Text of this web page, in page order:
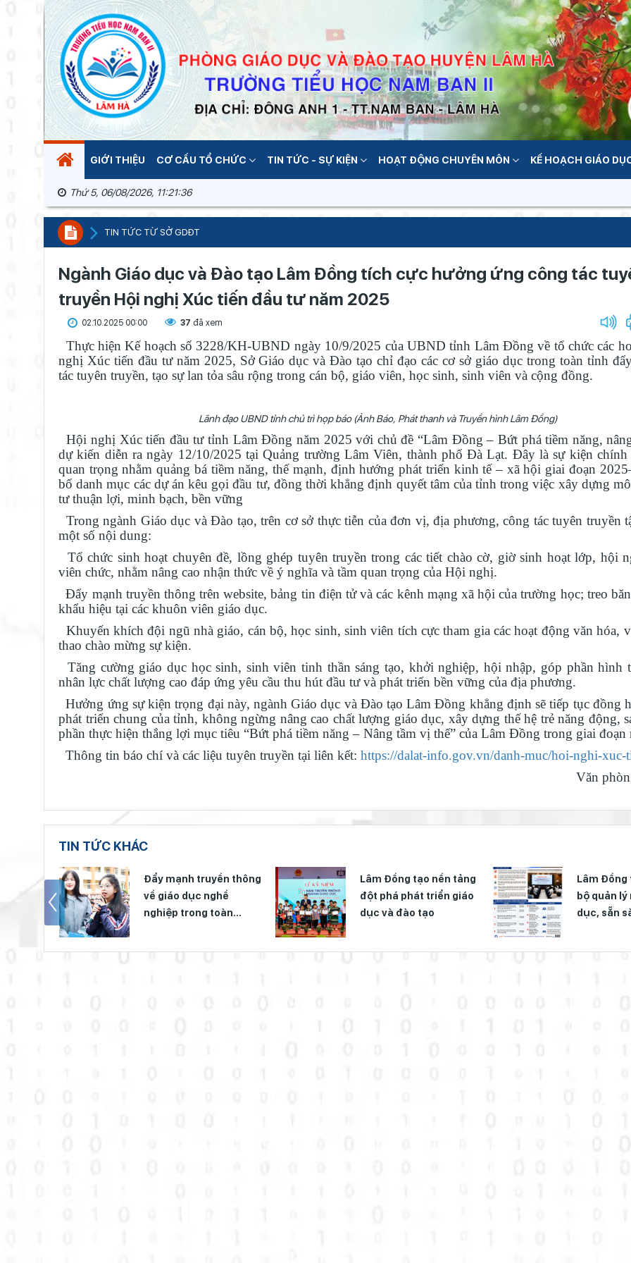
GIỚI THIỆU CƠ CẤU TỔ CHỨC TIN TỨC - SỰ KIỆN HOẠT ĐỘNG CHUYÊN MÔN KẾ HOẠCH GIÁO
Thứ 5, 06/08/2026, 11:21:37
TIN TỨC TỪ SỞ GDĐT
Ngành Giáo dục và Đào tạo Lâm Đồng tích cực hưởng ứng công tác
truyền Hội nghị Xúc tiến đầu tư năm 2025
02.10.2025 00:00 37 đã xem
Thực hiện Kế hoạch số 3228/KH-UBND ngày 10/9/2025 của UBND tỉnh Lâm Đồng về tổ chức các
nghị Xúc tiến đầu tư năm 2025, Sở Giáo dục và Đào tạo chỉ đạo các cơ sở giáo dục trong toàn tỉnh
tác tuyên truyền, tạo sự lan tỏa sâu rộng trong cán bộ, giáo viên, học sinh, sinh viên và cộng đồng.
Lãnh đạo UBND tỉnh chủ trì họp báo (Ảnh Báo, Phát thanh và Truyền hình Lâm Đồng)
Hội nghị Xúc tiến đầu tư tỉnh Lâm Đồng năm 2025 với chủ đề “Lâm Đồng – Bứt phá tiềm năng,
dự kiến diễn ra ngày 12/10/2025 tại Quảng trường Lâm Viên, thành phố Đà Lạt. Đây là sự kiện
quan trọng nhằm quảng bá tiềm năng, thế mạnh, định hướng phát triển kinh tế – xã hội giai đoạn
bố danh mục các dự án kêu gọi đầu tư, đồng thời khẳng định quyết tâm của tỉnh trong việc xây dựng
tư thuận lợi, minh bạch, bền vững
Trong ngành Giáo dục và Đào tạo, trên cơ sở thực tiễn của đơn vị, địa phương, công tác tuyên truyền
một số nội dung:
Tổ chức sinh hoạt chuyên đề, lồng ghép tuyên truyền trong các tiết chào cờ, giờ sinh hoạt lớp, hội
viên chức, nhằm nâng cao nhận thức về ý nghĩa và tầm quan trọng của Hội nghị.
Đẩy mạnh truyền thông trên website, bảng tin điện tử và các kênh mạng xã hội của trường học; treo
khẩu hiệu tại các khuôn viên giáo dục.
Khuyến khích đội ngũ nhà giáo, cán bộ, học sinh, sinh viên tích cực tham gia các hoạt động văn hóa,
thao chào mừng sự kiện.
Tăng cường giáo dục học sinh, sinh viên tinh thần sáng tạo, khởi nghiệp, hội nhập, góp phần hình
nhân lực chất lượng cao đáp ứng yêu cầu thu hút đầu tư và phát triển bền vững của địa phương.
Hưởng ứng sự kiện trọng đại này, ngành Giáo dục và Đào tạo Lâm Đồng khẳng định sẽ tiếp tục đồng
phát triển chung của tỉnh, không ngừng nâng cao chất lượng giáo dục, xây dựng thế hệ trẻ năng động,
phần thực hiện thắng lợi mục tiêu “Bứt phá tiềm năng – Nâng tầm vị thế” của Lâm Đồng trong giai đoạn
Thông tin báo chí và các liệu tuyên truyền tại liên kết: https://dalat-info.gov.vn/danh-muc/hoi-nghi-xuc-
Văn
TIN TỨC KHÁC
Đẩy mạnh truyền thông
về giáo dục nghề
nghiệp trong toàn
Lâm Đồng tạo nền tảng
đột phá phát triển giáo
dục và đào tạo
Lâm Đồng
bộ quản lý
dục, sẵn